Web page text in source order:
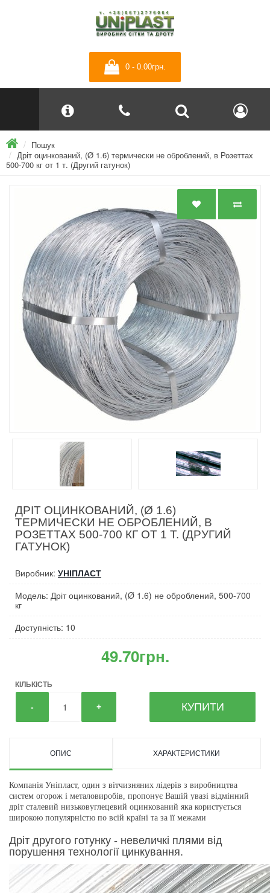
0 - 0.00грн.
Пошук
Дріт оцинкований, (Ø 1.6) термически не оброблений, в Розеттах
500-700 кг от 1 т. (Другий гатунок)
ДРІТ ОЦИНКОВАНИЙ, (Ø 1.6)
ТЕРМИЧЕСКИ НЕ ОБРОБЛЕНИЙ, В
РОЗЕТТАХ 500-700 КГ ОТ 1 Т. (ДРУГИЙ
ГАТУНОК)
Виробник: УНІПЛАСТ
Модель: Дріт оцинкований, (Ø 1.6) не оброблений, 500-700
кг
Доступність: 10
49.70грн.
КІЛЬКІСТЬ
- + КУПИТИ
ОПИС ХАРАКТЕРИСТИКИ
Компанія Уніпласт, один з вітчизняних лідерів з виробництва
систем огорож і металовиробів, пропонує Вашій увазі відмінний
дріт сталевий низьковуглецевий оцинкований яка користується
широкою популярністю по всій країні та за її межами
Дріт другого готунку - невеличкі плями від
порушення технології цинкування.